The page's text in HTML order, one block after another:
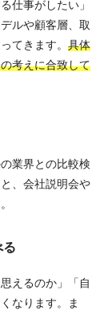
仕事がしたい」
ルや顧客層、取
てきます。 具体
考えに合致して
業界との比較検
、会社説明会や
る
えるのか」「自
なります。ま